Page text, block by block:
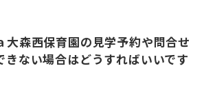
大森西保育園の見学予約や問合せ
きない場合はどうすればいいです